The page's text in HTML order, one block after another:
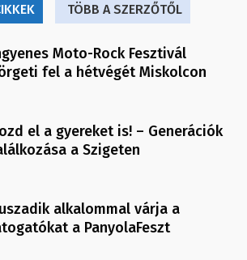
TÖBB A SZERZŐTŐL
Moto-Rock Fesztivál
fel a hétvégét Miskolcon
el a gyereket is! – Generációk
a Szigeten
alkalommal várja a
a PanyolaFeszt